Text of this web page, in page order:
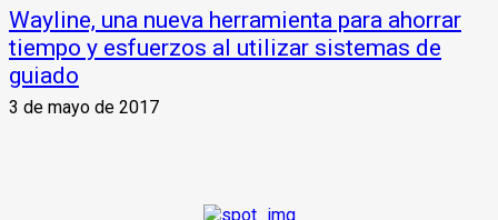
Wayline, una nueva herramienta para ahorrar
tiempo y esfuerzos al utilizar sistemas de
guiado
3 de mayo de 2017